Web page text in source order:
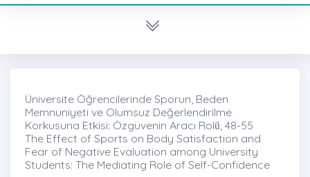
Üniversite Öğrencilerinde Sporun, Beden
Memnuniyeti ve Olumsuz Değerlendirilme
Korkusuna Etkisi: Özgüvenin Aracı Rolü̇, 48-55
The Effect of Sports on Body Satisfaction and
Fear of Negative Evaluation among University
Students: The Mediating Role of Self-Confidence